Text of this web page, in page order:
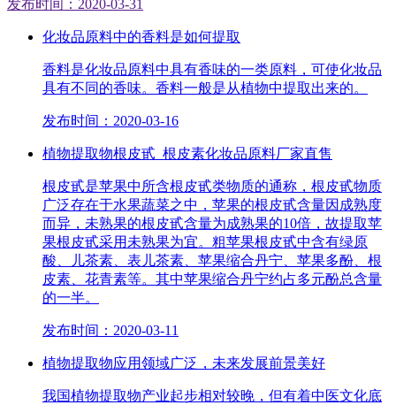
发布时间：2020-03-31
化妆品原料中的香料是如何提取
香料是化妆品原料中具有香味的一类原料，可使化妆品
具有不同的香味。香料一般是从植物中提取出来的。
发布时间：2020-03-16
植物提取物根皮甙_根皮素化妆品原料厂家直售
根皮甙是苹果中所含根皮甙类物质的通称，根皮甙物质
广泛存在于水果蔬菜之中，苹果的根皮甙含量因成熟度
而异，未熟果的根皮甙含量为成熟果的10倍，故提取苹
果根皮甙采用未熟果为宜。粗苹果根皮甙中含有绿原
酸、儿茶素、表儿茶素、苹果缩合丹宁、苹果多酚、根
皮素、花青素等。其中苹果缩合丹宁约占多元酚总含量
的一半。
发布时间：2020-03-11
植物提取物应用领域广泛，未来发展前景美好
我国植物提取物产业起步相对较晚，但有着中医文化底